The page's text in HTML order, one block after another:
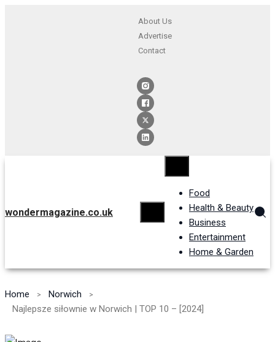
About Us
Advertise
Contact
wondermagazine.co.uk
Food
Health & Beauty
Business
Entertainment
Home & Garden
Home
Norwich
Najlepsze siłownie w Norwich | TOP 10 – [2024]